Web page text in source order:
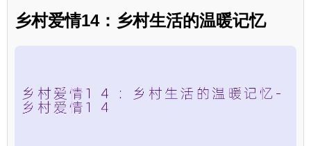
乡村爱情14：乡村生活的温暖记忆